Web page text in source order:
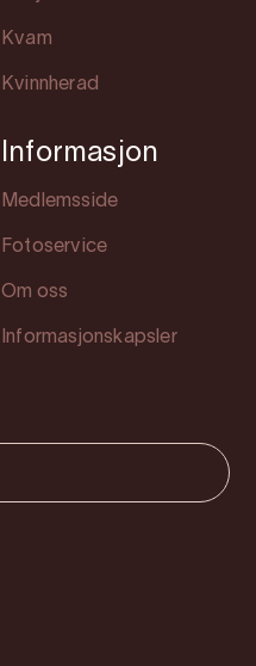
Kvam
Kvinnherad
Informasjon
Medlemsside
Fotoservice
Om oss
Informasjonskapsler